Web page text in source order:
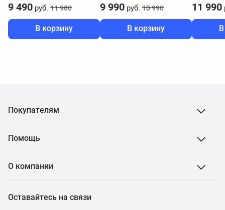
9 490 руб. 11 980
В корзину
9 990 руб. 10 990
В корзину
11 990
Покупателям
Помощь
О компании
Оставайтесь на связи